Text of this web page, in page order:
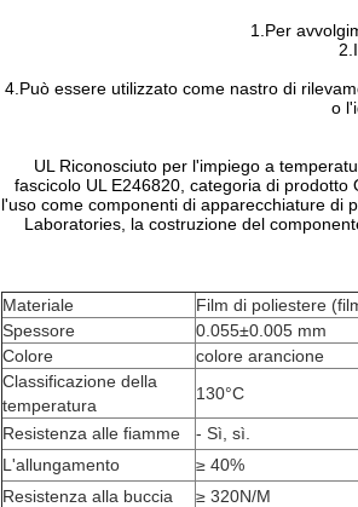
1.Per
4.Può essere utilizzato come nastro di
o
UL Riconosciuto per l'impiego a
fascicolo UL E246820, categoria di
l'uso come componenti di apparecchiature di
Laboratories, la costruzione del
Materiale
Film di poliestere
Spessore
0.055±0.005 mm
Colore
colore arancione
Classificazione della
temperatura
130°C
Resistenza alle fiamme
- Sì, sì.
L'allungamento
≥ 40%
Resistenza alla buccia
≥ 320N/M